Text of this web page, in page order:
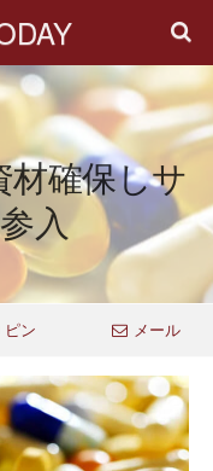
確保しサ
入
ピン メール